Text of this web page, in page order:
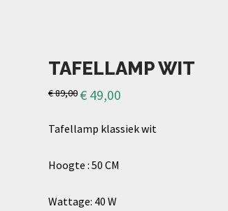
TAFELLAMP WIT
€89,00€ 49,00
Tafellamp klassiek wit
Hoogte : 50 CM
Wattage: 40 W